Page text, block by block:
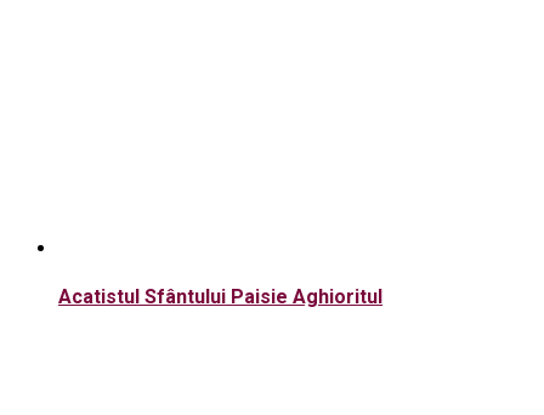
Acatistul Sfântului Paisie Aghioritul